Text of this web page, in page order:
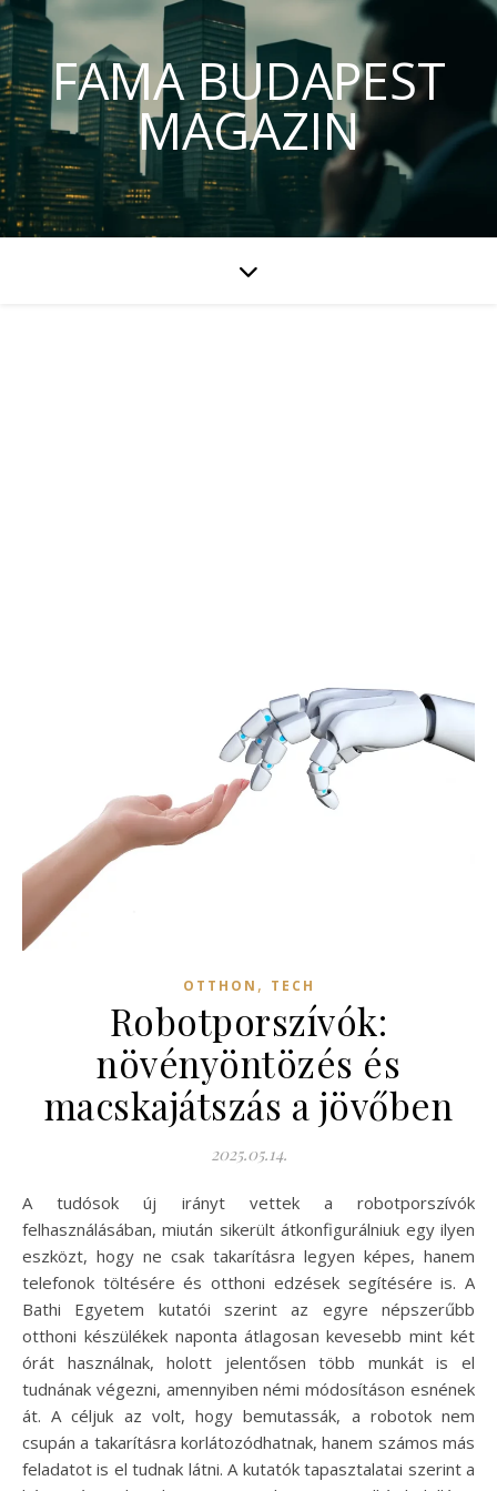
FAMA BUDAPEST
MAGAZIN
OTTHON , TECH
Robotporszívók:
növényöntözés és
macskajátszás a jövőben
2025.05.14.
A tudósok új irányt vettek a robotporszívók
felhasználásában, miután sikerült átkonfigurálniuk egy ilyen
eszközt, hogy ne csak takarításra legyen képes, hanem
telefonok töltésére és otthoni edzések segítésére is. A
Bathi Egyetem kutatói szerint az egyre népszerűbb
otthoni készülékek naponta átlagosan kevesebb mint két
órát használnak, holott jelentősen több munkát is el
tudnának végezni, amennyiben némi módosításon esnének
át. A céljuk az volt, hogy bemutassák, a robotok nem
csupán a takarításra korlátozódhatnak, hanem számos más
feladatot is el tudnak látni. A kutatók tapasztalatai szerint a